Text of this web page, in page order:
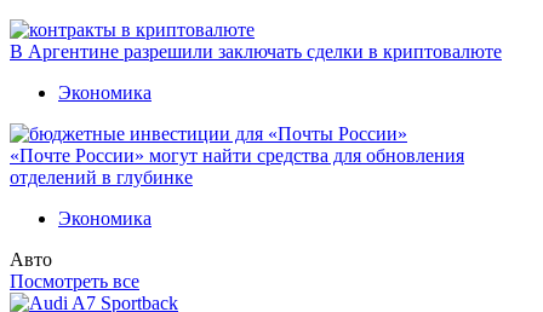
В Аргентине разрешили заключать сделки в криптовалюте
Экономика
«Почте России» могут найти средства для обновления
отделений в глубинке
Экономика
Авто
Посмотреть все